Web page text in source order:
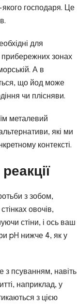
господаря. Це
для
прибережних зонах
А в
що йод може
чи плісняви.
металевий
які ми
контексті.
з зобом,
овочів,
стіни, і ось ваш
pH нижче 4, як у
з псуванням, навіть
наприклад, у
з цією